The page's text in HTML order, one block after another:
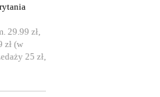
29.99 zł,
zł (w
25 zł,